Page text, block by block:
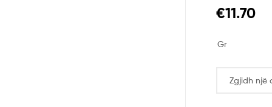
€11.70
Gr